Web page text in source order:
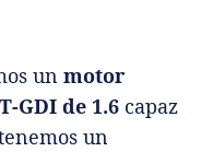
un motor
GDI de 1.6 capaz
un